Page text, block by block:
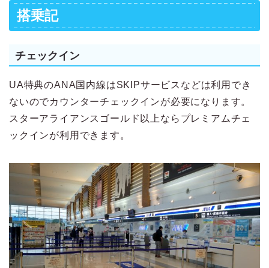
搭乗記
チェックイン
UA特典のANA国内線はSKIPサービスなどは利用でき
ないのでカウンターチェックインが必要になります。
スターアライアンスゴールド以上ならプレミアムチェ
ックインが利用できます。